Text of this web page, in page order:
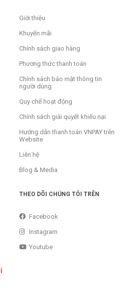
Giới thiệu
Khuyến mãi
Chính sách giao hàng
Phương thức thanh toán
Chính sách bảo mật thông tin
người dùng
Quy chế hoạt động
Chính sách giải quyết khiếu nại
Hướng dẫn thanh toán VNPAY trên
Website
Liên hệ
Blog & Media
THEO DÕI CHÚNG TÔI TRÊN
Facebook
Instagram
Youtube